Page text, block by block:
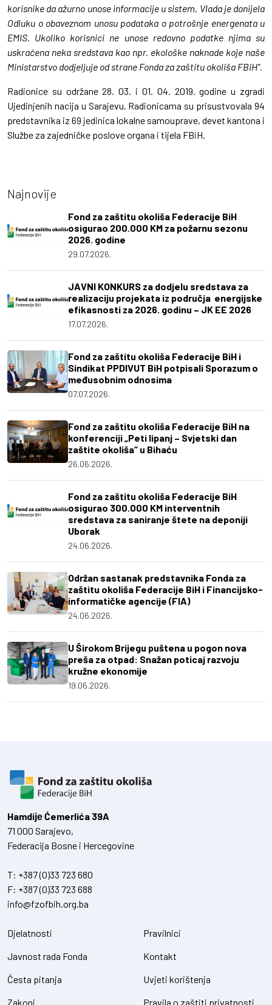
korisnike da ažurno unose informacije u sistem, Vlada je donijela
Odluku o obaveznom unosu podataka o potrošnje energenata u
EMIS. Ukoliko korisnici ne unose redovno podatke njima su
uskraćena neka sredstava kao npr. ekološke naknade koje naše
Ministarstvo dodjeljuje od strane Fonda za zaštitu okoliša FBiH”.
Radionice su održane 28. 03. i 01. 04. 2019. godine u zgradi
Ujedinjenih nacija u Sarajevu. Radionicama su prisustvovala 94
predstavnika iz 69 jedinica lokalne samouprave, devet kantona i
Službe za zajedničke poslove organa i tijela FBiH.
Najnovije
Fond za zaštitu okoliša Federacije BiH
osigurao 200.000 KM za požarnu sezonu
2026. godine
29.07.2026.
JAVNI KONKURS za dodjelu sredstava za
realizaciju projekata iz područja energijske
efikasnosti za 2026. godinu – JK EE 2026
17.07.2026.
Fond za zaštitu okoliša Federacije BiH i
Sindikat PPDIVUT BiH potpisali Sporazum o
međusobnim odnosima
07.07.2026.
Fond za zaštitu okoliša Federacije BiH na
konferenciji „Peti lipanj – Svjetski dan
zaštite okoliša“ u Bihaću
26.06.2026.
Fond za zaštitu okoliša Federacije BiH
osigurao 300.000 KM interventnih
sredstava za saniranje štete na deponiji
Uborak
24.06.2026.
Održan sastanak predstavnika Fonda za
zaštitu okoliša Federacije BiH i Financijsko-
informatičke agencije (FIA)
24.06.2026.
U Širokom Brijegu puštena u pogon nova
preša za otpad: Snažan poticaj razvoju
kružne ekonomije
19.06.2026.
Hamdiје Ćemerlića 39A
71 000 Sarajevo,
Federacija Bosne i Hercegovine
T: +387 (0)33 723 680
F: +387 (0)33 723 688
info@fzofbih.org.ba
Djelatnosti
Javnost rada Fonda
Česta pitanja
Zakoni
Pravilnici
Kontakt
Uvjeti korištenja
Pravila o zaštiti privatnosti